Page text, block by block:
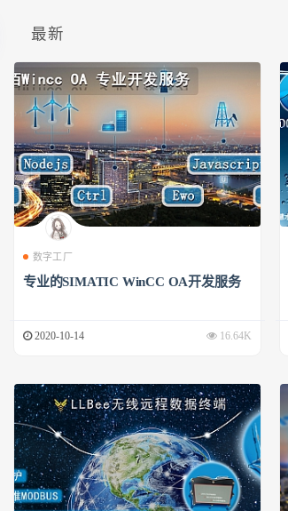
最新
数字工厂
专业的SIMATIC WinCC OA开发服务
2020-10-14 16.64K